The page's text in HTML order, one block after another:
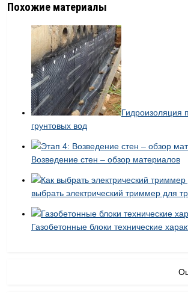
Похожие материалы
Гидроизоляция
грунтовых вод
Возведение стен – обзор материалов
выбрать электрический триммер для
Газобетонные блоки технические